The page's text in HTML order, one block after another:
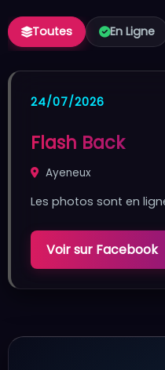
Toutes En Ligne
24/07/2026
Flash Back
Ayeneux
Les photos sont en
Voir sur Facebook